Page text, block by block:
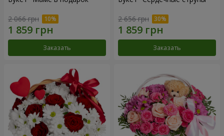
2 066 грн
Заказать
2 656 грн
Заказать